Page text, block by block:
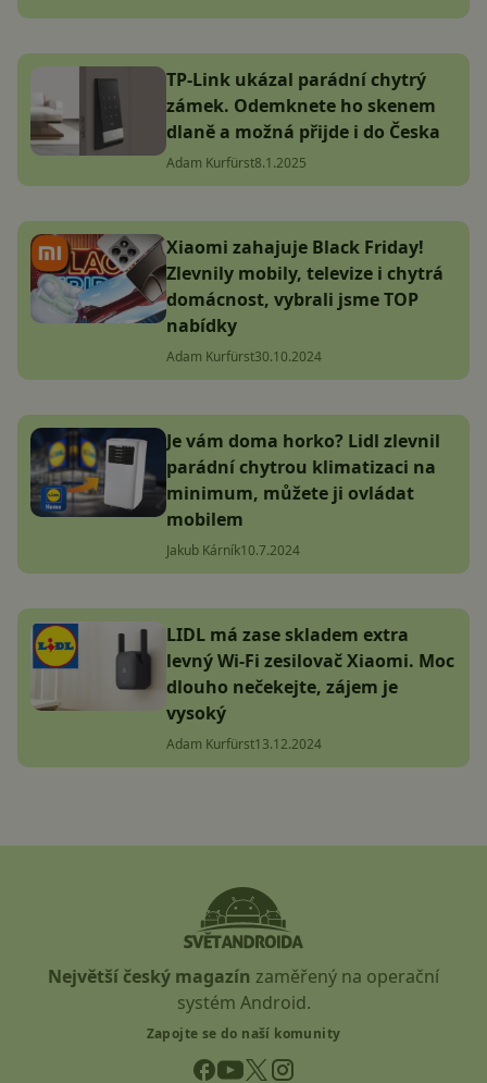
TP-Link ukázal parádní chytrý
zámek. Odemknete ho skenem
dlaně a možná přijde i do Česka
Adam Kurfürst8.1.2025
Xiaomi zahajuje Black Friday!
Zlevnily mobily, televize i chytrá
domácnost, vybrali jsme TOP
nabídky
Adam Kurfürst30.10.2024
Je vám doma horko? Lidl zlevnil
parádní chytrou klimatizaci na
minimum, můžete ji ovládat
mobilem
Jakub Kárník10.7.2024
LIDL má zase skladem extra
levný Wi-Fi zesilovač Xiaomi. Moc
dlouho nečekejte, zájem je
vysoký
Adam Kurfürst13.12.2024
Největší český magazín zaměřený na operační
systém Android.
Zapojte se do naší komunity